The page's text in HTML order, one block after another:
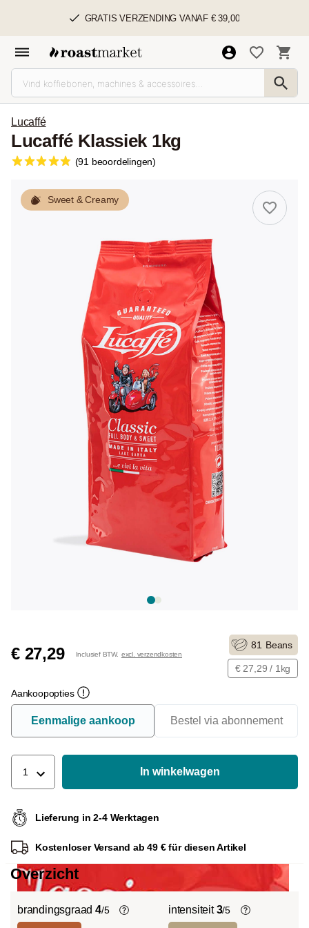
GRATIS VERZENDING VANAF € 39,00
Lucaffé
Lucaffé Klassiek 1kg
(91 beoordelingen)
Sweet & Creamy
€ 27,29 Inclusief BTW. excl. verzendkosten
81 Beans
€ 27,29 / 1kg
Aankoopopties
Eenmalige aankoop Bestel via abonnement
1 In winkelwagen
Lieferung in 2-4 Werktagen
Kostenloser Versand ab 49 € für diesen Artikel
Overzicht
brandingsgraad 4/5 intensiteit3/5